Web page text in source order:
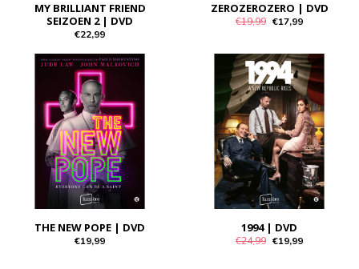
MY BRILLIANT FRIEND
SEIZOEN 2 | DVD
€22,99
ZEROZEROZERO | DVD
€19,99 €17,99
THE NEW POPE | DVD
€19,99
1994 | DVD
€24,99 €19,99